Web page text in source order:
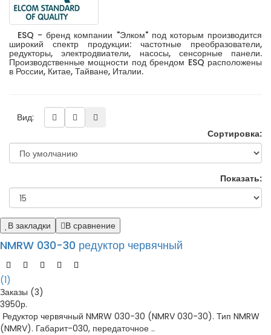
ESQ - бренд компании "Элком" под которым производится
широкий спектр продукции: частотные преобразователи,
редукторы, электродвиатели, насосы, сенсорные панели.
Производственные мощности под брендом ESQ расположены
в России, Китае, Тайване, Италии.
Вид:
Сортировка:
Показать:
В закладки В сравнение
NMRW 030-30 редуктор червячный
(1)
Заказы (3)
3950р.
Редуктор червячный NMRW 030-30 (NMRV 030-30). Тип NMRW
(NMRV). Габарит-030, передаточное ..